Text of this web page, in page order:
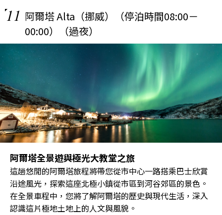
11 阿爾塔 Alta（挪威）（停泊時間08:00－
00:00）（過夜）
阿爾塔全景遊與極光大教堂之旅
這趟悠閒的阿爾塔旅程將帶您從市中心一路搭乘巴士欣賞
沿途風光，探索這座北極小鎮從市區到河谷郊區的景色。
在全景車程中，您將了解阿爾塔的歷史與現代生活，深入
認識這片極地土地上的人文與風貌。